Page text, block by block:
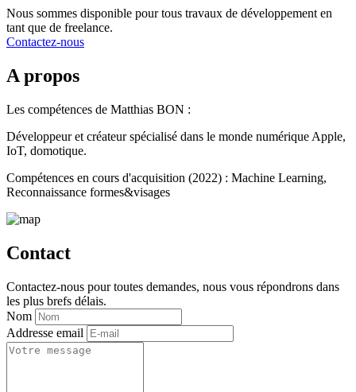
Nous sommes disponible pour tous travaux de développement en
tant que de freelance.
Contactez-nous
A propos
Les compétences de Matthias BON :
Développeur et créateur spécialisé dans le monde numérique Apple,
IoT, domotique.
Compétences en cours d'acquisition (2022) : Machine Learning,
Reconnaissance formes&visages
Contact
Contactez-nous pour toutes demandes, nous vous répondrons dans
les plus brefs délais.
Nom
Addresse email